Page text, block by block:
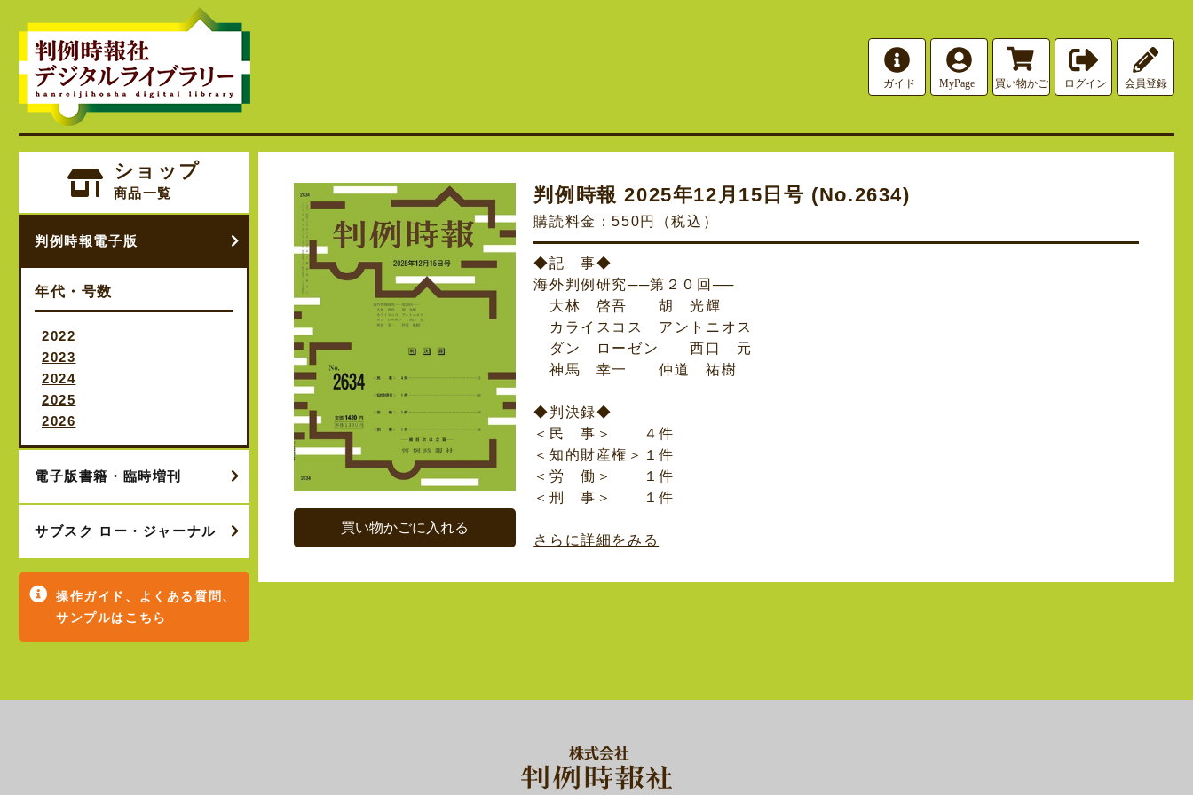
ショップ
商品一覧
判例時報電子版
年代・号数
2022
2023
2024
2025
2026
電子版書籍・臨時増刊
サブスク ロー・ジャーナル
操作ガイド、よくある質問、
サンプルはこちら
買い物かごに入れる
判例時報 2025年12月15日号 (No.2634)
購読料金：550円（税込）
◆記 事◆
海外判例研究──第２０回──
大林 啓吾 胡 光輝
カライスコス アントニオス
ダン ローゼン 西口 元
神馬 幸一 仲道 祐樹
◆判決録◆
＜民 事＞ ４件
＜知的財産権＞１件
＜労 働＞ １件
＜刑 事＞ １件
さらに詳細をみる